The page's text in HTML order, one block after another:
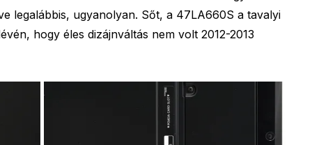
legalábbis, ugyanolyan. Sőt, a 47LA660S a tavalyi
hogy éles dizájnváltás nem volt 2012-2013